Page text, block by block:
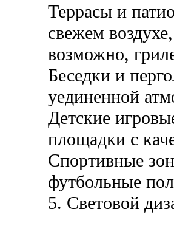
Террасы и
свежем
возможно,
Беседки и
уединенной
Детские
площадки с
Спортивные
футбольные
5. Световой